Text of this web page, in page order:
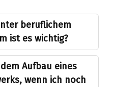
beruflichem
ist es wichtig?
Aufbau eines
wenn ich noch